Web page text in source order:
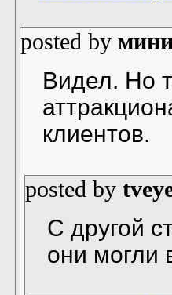
posted by
Видел. Но
клиентов.
posted by
С другой
они могли